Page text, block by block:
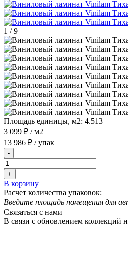
1 /9
Площадь единицы, м2: 4.513
3 099 ₽ / м2
13 986 ₽ / упак
-
+
В корзину
Расчет количества упаковок:
Введите площадь помещения для
Связаться с нами
В связи с обновлением коллекций